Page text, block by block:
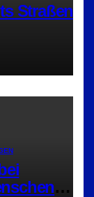
Straßen